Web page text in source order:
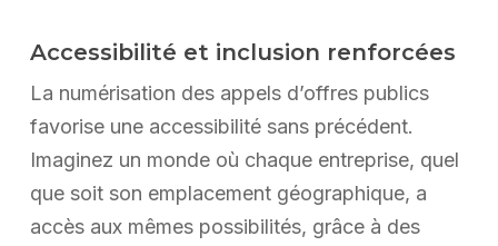
Accessibilité et inclusion renforcées
La numérisation des appels d’offres publics
favorise une accessibilité sans précédent.
Imaginez un monde où chaque entreprise, quel
que soit son emplacement géographique, a
accès aux mêmes possibilités, grâce à des